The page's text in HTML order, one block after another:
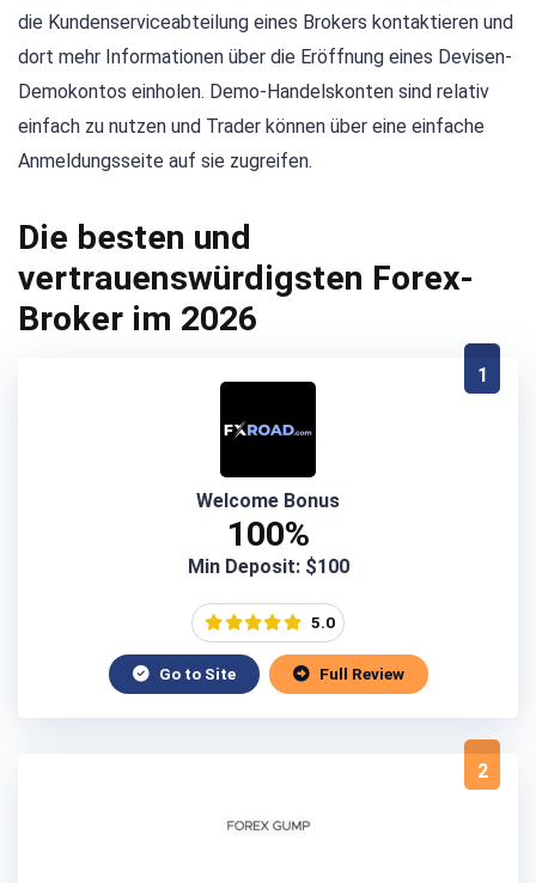
die Kundenserviceabteilung eines Brokers kontaktieren und
dort mehr Informationen über die Eröffnung eines Devisen-
Demokontos einholen. Demo-Handelskonten sind relativ
einfach zu nutzen und Trader können über eine einfache
Anmeldungsseite auf sie zugreifen.
Die besten und
vertrauenswürdigsten Forex-
Broker im 2026
1
Welcome Bonus
100%
Min Deposit: $100
5.0
Go to Site Full Review
2